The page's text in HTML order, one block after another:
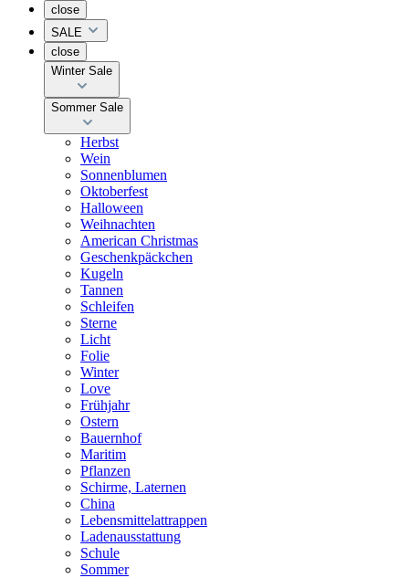
close
SALE
close
Winter Sale
Sommer Sale
Herbst
Wein
Sonnenblumen
Oktoberfest
Halloween
Weihnachten
American Christmas
Geschenkpäckchen
Kugeln
Tannen
Schleifen
Sterne
Licht
Folie
Winter
Love
Frühjahr
Ostern
Bauernhof
Maritim
Pflanzen
Schirme, Laternen
China
Lebensmittelattrappen
Ladenausstattung
Schule
Sommer